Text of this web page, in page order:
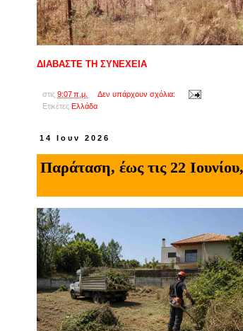
ΔΙΑΒΑΣΤΕ ΤΗ ΣΥΝΕΧΕΙΑ
στις 9:07 π.μ.
Δεν υπάρχουν σχόλια:
Ετικέτες Ελλάδα
14 Ιουν 2026
Παράταση, έως τις 22